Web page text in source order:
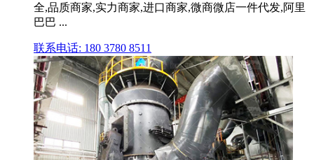
全,品质商家,实力商家,进口商家,微商微店一件代发,阿里
巴巴 ...
联系电话: 180 3780 8511